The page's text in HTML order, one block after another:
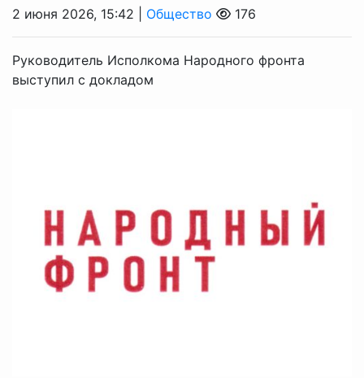
2 июня 2026, 15:42 | Общество 176
Руководитель Исполкома Народного фронта
выступил с докладом